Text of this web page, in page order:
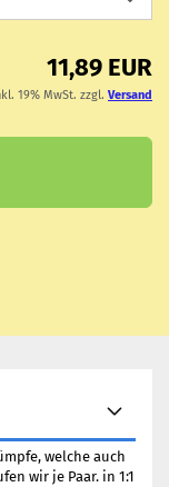
11,89 EUR
19% MwSt. zzgl. Versand
welche auch
wir je Paar. in 1:1